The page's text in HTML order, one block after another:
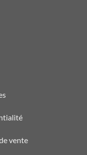
vente